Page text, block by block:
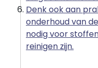
Denk ook aan
onderhoud van
nodig voor
reinigen zijn.